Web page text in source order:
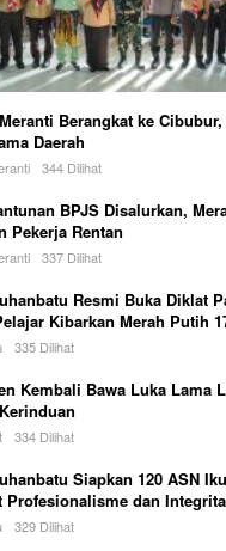
Berangkat ke
Daerah
344 Dilihat
BPJS Disalurkan,
Pekerja Rentan
337 Dilihat
Resmi Buka Diklat
Kibarkan Merah Putih
335 Dilihat
Kembali Bawa Luka Lama
334 Dilihat
Siapkan 120 ASN
Profesionalisme dan
329 Dilihat